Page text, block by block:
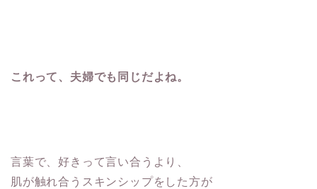
これって、夫婦でも同じだよね。
言葉で、好きって言い合うより、
肌が触れ合うスキンシップをした方が